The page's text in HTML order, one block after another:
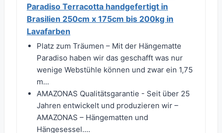
Paradiso Terracotta handgefertigt in
Brasilien 250cm x 175cm bis 200kg in
Lavafarben
Platz zum Träumen – Mit der Hängematte
Paradiso haben wir das geschafft was nur
wenige Webstühle können und zwar ein 1,75
m...
AMAZONAS Qualitätsgarantie - Seit über 25
Jahren entwickelt und produzieren wir –
AMAZONAS – Hängematten und
Hängesessel....